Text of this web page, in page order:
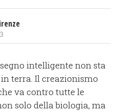
intelligente non sta
terra. Il creazionismo
va contro tutte le
solo della biologia, ma